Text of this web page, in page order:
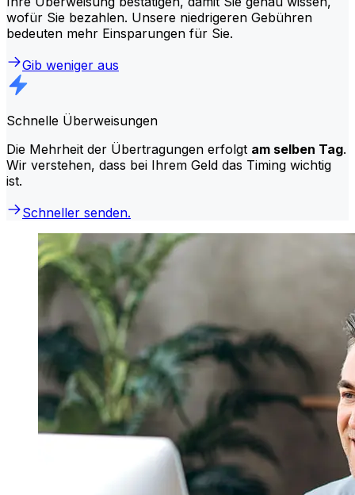
wofür Sie bezahlen. Unsere niedrigeren Gebühren
bedeuten mehr Einsparungen für Sie.
Gib weniger aus
Schnelle Überweisungen
Die Mehrheit der Übertragungen erfolgt am selben Tag.
Wir verstehen, dass bei Ihrem Geld das Timing wichtig
ist.
Schneller senden.